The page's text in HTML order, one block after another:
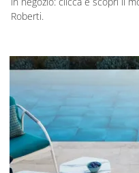
Roberti.